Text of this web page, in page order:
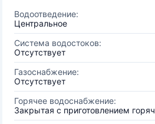
Водоотведение:
Центральное
Система водостоков:
Отсутствует
Газоснабжение:
Отсутствует
Горячее водоснабжение:
Закрытая с приготовлением